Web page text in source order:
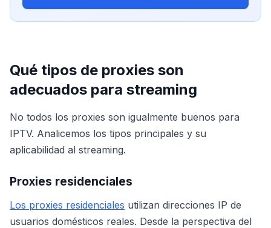
Qué tipos de proxies son
adecuados para streaming
No todos los proxies son igualmente buenos para
IPTV. Analicemos los tipos principales y su
aplicabilidad al streaming.
Proxies residenciales
Los proxies residenciales utilizan direcciones IP de
usuarios domésticos reales. Desde la perspectiva del